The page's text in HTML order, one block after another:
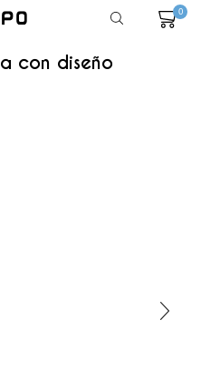
0
con diseño